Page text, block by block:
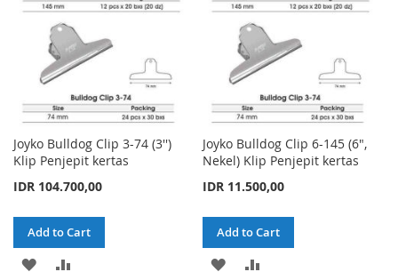
Joyko Bulldog Clip 3-74 (3'')
Klip Penjepit kertas
IDR 104.700,00
Add to Cart
ADD
Joyko Bulldog Clip 6-145 (6",
Nekel) Klip Penjepit kertas
IDR 11.500,00
Add to Cart
ADD